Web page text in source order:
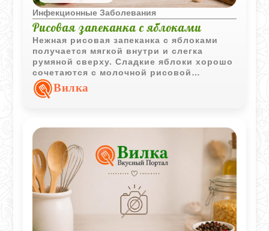
Инфекционные Заболевания
Рисовая запеканка с яблоками
Нежная рисовая запеканка с яблоками
получается мягкой внутри и слегка
румяной сверху. Сладкие яблоки хорошо
сочетаются с молочной рисовой
основой, создавая уютный домашний
вкус.Вилка